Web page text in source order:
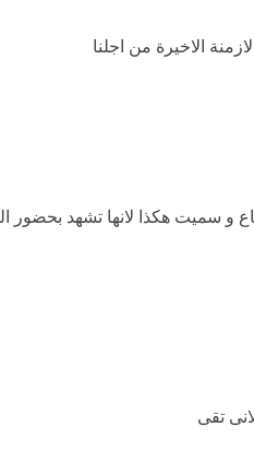
الاخيرة من اجلنا
و سميت هكذا لانها تشهد
تقى